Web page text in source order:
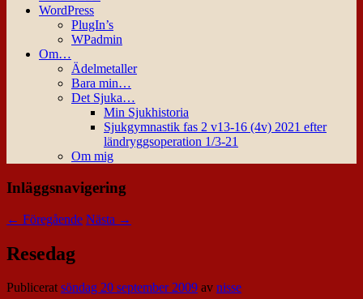
WordPress
PlugIn’s
WPadmin
Om…
Ädelmetaller
Bara min…
Det Sjuka…
Min Sjukhistoria
Sjukgymnastik fas 2 v13-16 (4v) 2021 efter
ländryggsoperation 1/3-21
Om mig
Inläggsnavigering
← Föregående Nästa →
Resedag
Publiceratsöndag 20 september 2009 av nisse